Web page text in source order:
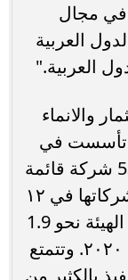
في مجال
العربية
العربية."
والانماء
تأسست في
العام ١٩٧٦ وتُسهم في رأس مال 53 شركة قائمة
وشركة أخرى قيد التنفيذ، وتنتشر شركاتها في ١٢
دولة عربية، وبلغ إجمالي موجودات الهيئة نحو 1.9
مليار دولار أمريكي حتى نهاية العام ٢٠٢٠. وتتمتع